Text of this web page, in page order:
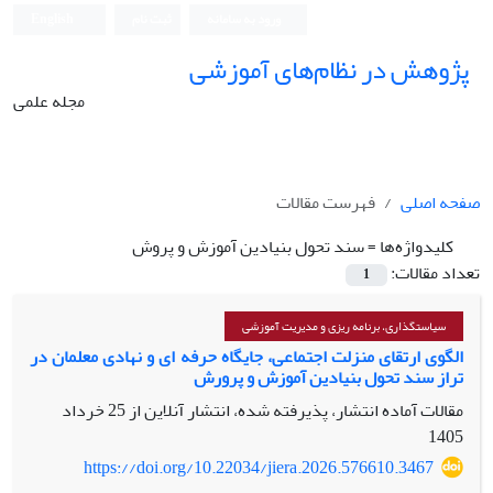
پژوهش در نظام‌های آموزشی
مجله علمی
صفحه اصلی
فهرست مقالات
کلیدواژه‌ها =سند تحول بنیادین آموزش و پروش
تعداد مقالات:
1
سیاستگذاری، برنامه ریزی و مدیریت آموزشی
الگوی ارتقای منزلت اجتماعی، جایگاه حرفه‌ ای و نهادی معلمان در
تراز سند تحول بنیادین آموزش‌ و پرورش
مقالات آماده انتشار، پذیرفته شده، انتشار آنلاین از
25 خرداد
1405
https://doi.org/10.22034/jiera.2026.576610.3467